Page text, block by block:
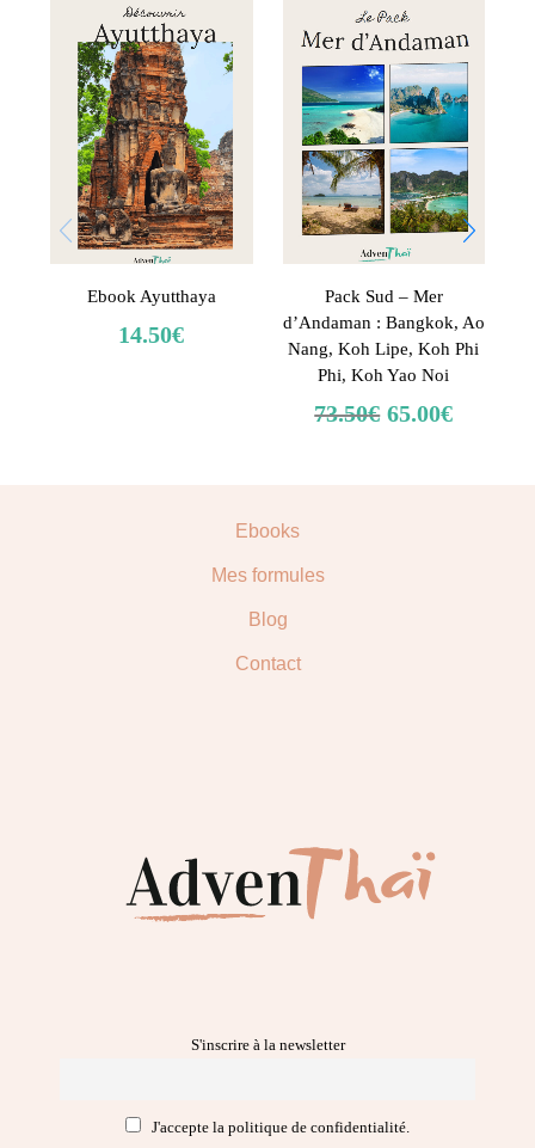
Ebook Ayutthaya
14.50€
Pack Sud – Mer
d’Andaman : Bangkok, Ao
Nang, Koh Lipe, Koh Phi
Phi, Koh Yao Noi
73.50€ 65.00€
Ebooks
Mes formules
Blog
Contact
S'inscrire à la newsletter
J'accepte la politique de confidentialité.